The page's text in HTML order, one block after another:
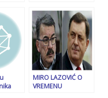
se
proslijedio je Obrad
Kesić, ambasador
BiH u EU: Uradio
sam isto što su radili
Lagumdžija i Alkalaj
MIRO LAZOVIĆ O
VREMENU